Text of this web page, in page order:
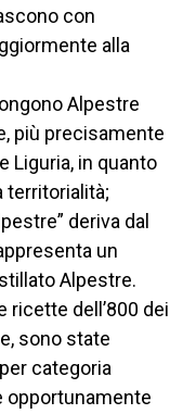
con
alla
Alpestre
più precisamente
Liguria, in quanto
territorialità;
deriva dal
un
Alpestre.
ricette dell’800 dei
sono state
categoria
opportunamente